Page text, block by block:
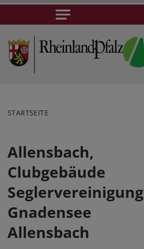
STARTSEITE
Allensbach,
Clubgebäude
Seglervereinigung
Gnadensee
Allensbach